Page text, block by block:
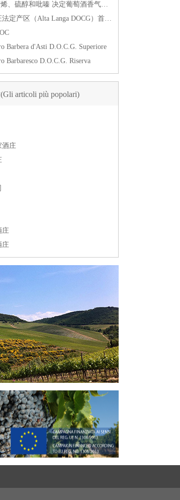
技术贴 | 萜烯、硫醇和吡嗪 决定葡萄酒香气的三类化合物
上朗格保证法定产区（Alta Langa DOCG）首次突破年产量百万瓶
Barbera d'Asti D.O.C.G. Superiore
Barbaresco D.O.C.G. Riserva
articoli più popolari)
酒庄
庄
庄